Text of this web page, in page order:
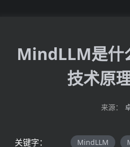
MindLLM是什
技术原
来源：
关键字： MindLLM